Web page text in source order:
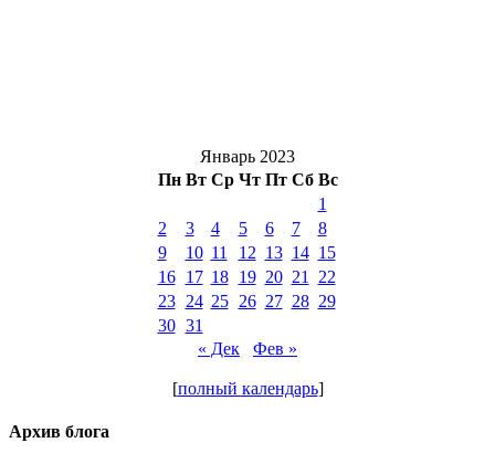
Январь 2023
Пн Вт Ср Чт Пт Сб Вс
1
2
3 4 5 6 7
8
9
10 11 12 13 14 15
16
17 18 19 20 21
22
23
24 25 26 27 28 29
30 31
« Дек
Фев »
[полный календарь]
Архив блога